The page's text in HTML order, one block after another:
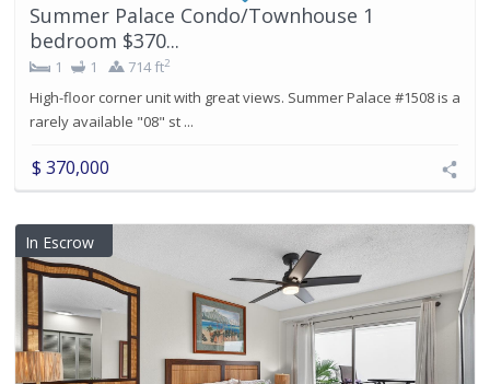
Summer Palace Condo/Townhouse 1
bedroom $370...
1 1 714 ft2
High-floor corner unit with great views. Summer Palace #1508 is a
rarely available "08" st ...
$ 370,000
In Escrow